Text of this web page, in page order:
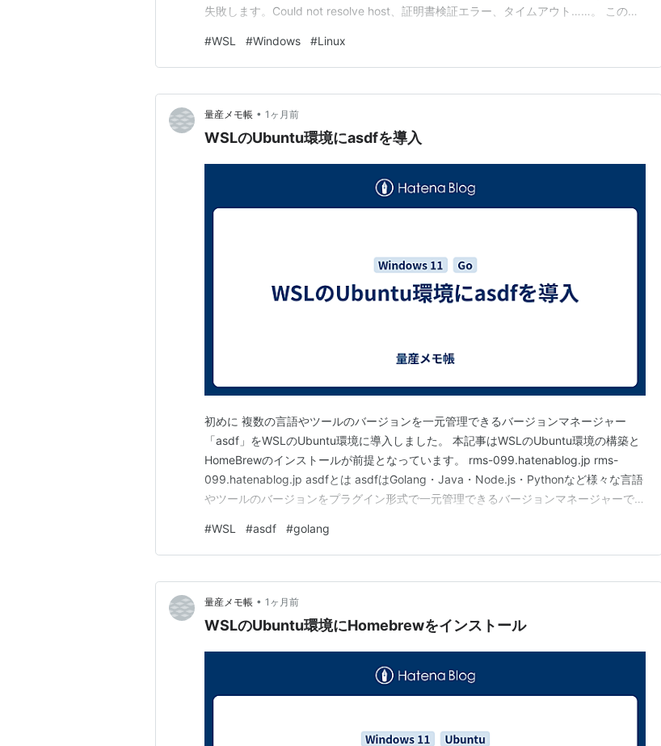
失敗します。Could not resolve host、証明書検証エラー、タイムアウト……。 この記
論だけ知りたい人は最後のチェックリストへ、経緯も含…
#WSL #Windows #Linux
量産メモ帳 • 1ヶ月前
WSLのUbuntu環境にasdfを導入
初めに 複数の言語やツールのバージョンを一元管理できるバージョンマネージャー
「asdf」をWSLのUbuntu環境に導入しました。 本記事はWSLのUbuntu環境の構築と
HomeBrewのインストールが前提となっています。 rms-099.hatenablog.jp rms-
099.hatenablog.jp asdfとは asdfはGolang・Java・Node.js・Pythonなど様々な言語
やツールのバージョンをプラグイン形式で一元管理できるバージョンマネージャーで
インストールするのは勿論のこと各々の環境変…
#WSL #asdf #golang
量産メモ帳 • 1ヶ月前
WSLのUbuntu環境にHomebrewをインストール